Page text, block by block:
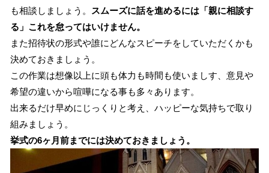
も相談しましょう。
スムーズに話を進めるには「親に相談す
る」これを怠ってはいけません。
また招待状の形式や誰にどんなスピーチをしていただくかも
決めておきましょう。
この作業は想像以上に頭も体力も時間も使いましす、意見や
希望の違いから喧嘩になる事も多々あります。
出来るだけ早めにじっくりと考え、ハッピーな気持ちで取り
組みましょう。
挙式の6ヶ月前までには決めておきましょう。